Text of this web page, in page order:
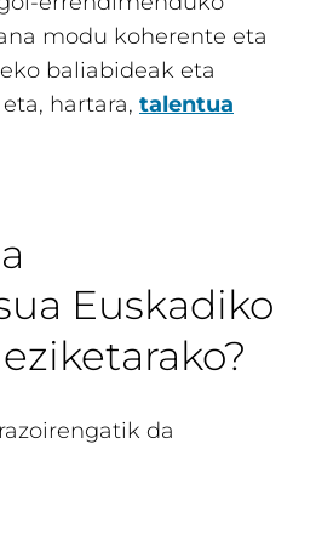
modu koherente eta
baliabideak eta
hartara, talentua
Euskadiko
da